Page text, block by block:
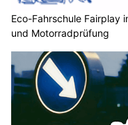
Eco-Fahrschule Fairplay
und Motorradprüfung